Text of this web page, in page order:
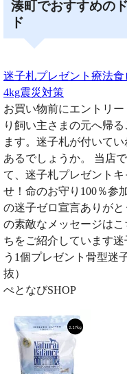
湊町でおすすめの
ド
迷子札プレゼント療法
4kg震災対策
お買い物前にエントリ
り飼い主さまの元へ帰
ます。迷子札が付いて
あるでしょうか。 当店
て、迷子札プレゼント
せ！命のお守り100％参
の迷子ゼロ宣言ありが
の素敵なメッセージは
ちをご紹介しています
う1個プレゼント骨型迷
抜）
ぺとなびSHOP